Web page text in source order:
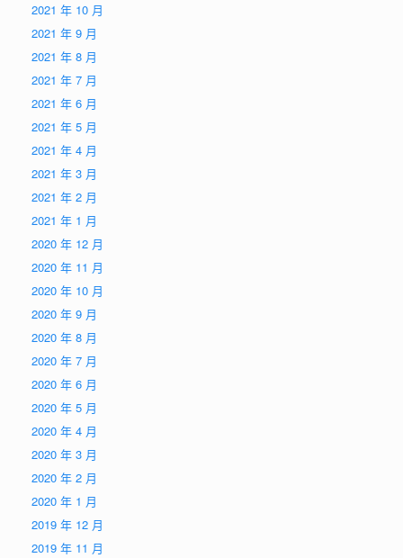
2021 年 10 月
2021 年 9 月
2021 年 8 月
2021 年 7 月
2021 年 6 月
2021 年 5 月
2021 年 4 月
2021 年 3 月
2021 年 2 月
2021 年 1 月
2020 年 12 月
2020 年 11 月
2020 年 10 月
2020 年 9 月
2020 年 8 月
2020 年 7 月
2020 年 6 月
2020 年 5 月
2020 年 4 月
2020 年 3 月
2020 年 2 月
2020 年 1 月
2019 年 12 月
2019 年 11 月